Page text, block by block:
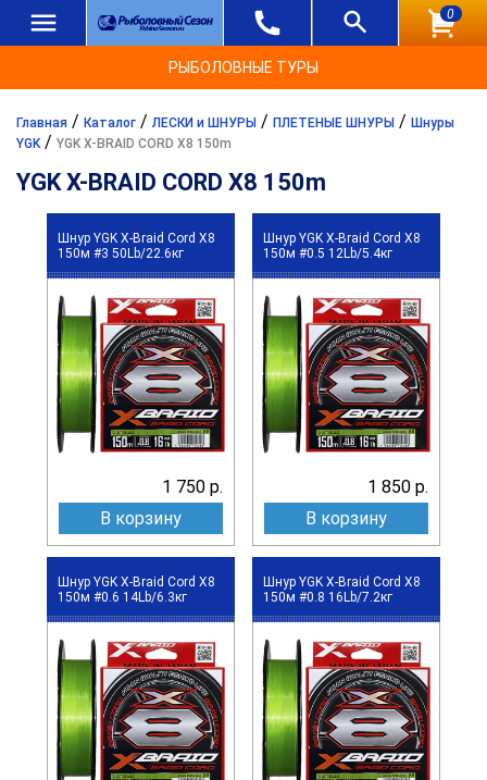
0
РЫБОЛОВНЫЕ ТУРЫ
Главная / Каталог / ЛЕСКИ и ШНУРЫ / ПЛЕТЕНЫЕ ШНУРЫ / Шнуры
YGK/ YGK X-BRAID CORD X8 150m
YGK X-BRAID CORD X8 150m
Шнур YGK X-Braid Cord X8
150м #3 50Lb/22.6кг
1 750 р.
В корзину
Шнур YGK X-Braid Cord X8
150м #0.5 12Lb/5.4кг
1 850 р.
В корзину
Шнур YGK X-Braid Cord X8
150м #0.6 14Lb/6.3кг
Шнур YGK X-Braid Cord X8
150м #0.8 16Lb/7.2кг